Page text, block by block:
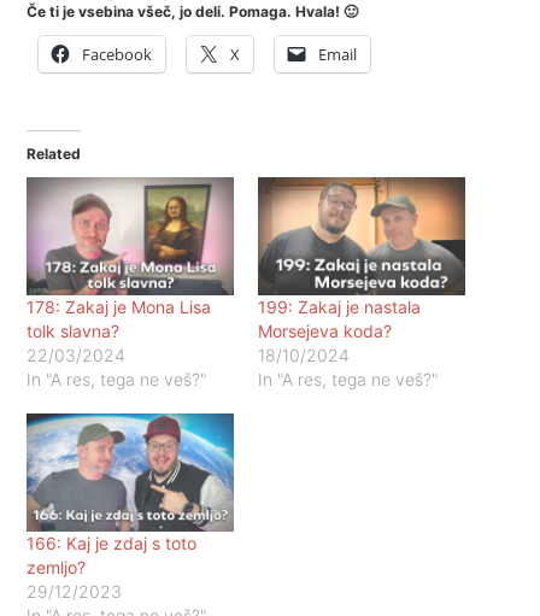
Če ti je vsebina všeč, jo deli. Pomaga. Hvala! 🙂
Facebook X Email
Related
178: Zakaj je Mona Lisa
tolk slavna?
22/03/2024
In "A res, tega ne veš?"
199: Zakaj je nastala
Morsejeva koda?
18/10/2024
In "A res, tega ne veš?"
166: Kaj je zdaj s toto
zemljo?
29/12/2023